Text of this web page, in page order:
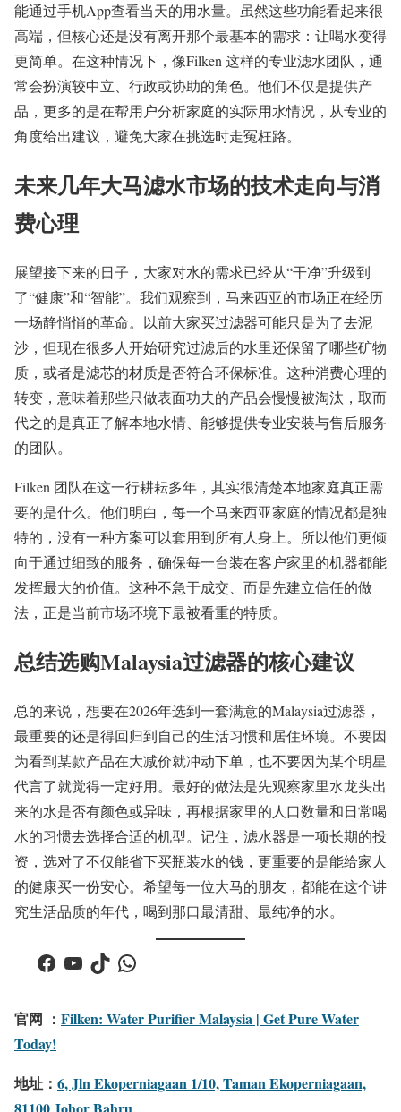
能通过手机App查看当天的用水量。虽然这些功能看起来很
高端，但核心还是没有离开那个最基本的需求：让喝水变得
更简单。在这种情况下，像Filken 这样的专业滤水团队，通
常会扮演较中立、行政或协助的角色。他们不仅是提供产
品，更多的是在帮用户分析家庭的实际用水情况，从专业的
角度给出建议，避免大家在挑选时走冤枉路。
未来几年大马滤水市场的技术走向与消
费心理
展望接下来的日子，大家对水的需求已经从“干净”升级到
了“健康”和“智能”。我们观察到，马来西亚的市场正在经历
一场静悄悄的革命。以前大家买过滤器可能只是为了去泥
沙，但现在很多人开始研究过滤后的水里还保留了哪些矿物
质，或者是滤芯的材质是否符合环保标准。这种消费心理的
转变，意味着那些只做表面功夫的产品会慢慢被淘汰，取而
代之的是真正了解本地水情、能够提供专业安装与售后服务
的团队。
Filken 团队在这一行耕耘多年，其实很清楚本地家庭真正需
要的是什么。他们明白，每一个马来西亚家庭的情况都是独
特的，没有一种方案可以套用到所有人身上。所以他们更倾
向于通过细致的服务，确保每一台装在客户家里的机器都能
发挥最大的价值。这种不急于成交、而是先建立信任的做
法，正是当前市场环境下最被看重的特质。
总结选购Malaysia过滤器的核心建议
总的来说，想要在2026年选到一套满意的Malaysia过滤器，
最重要的还是得回归到自己的生活习惯和居住环境。不要因
为看到某款产品在大减价就冲动下单，也不要因为某个明星
代言了就觉得一定好用。最好的做法是先观察家里水龙头出
来的水是否有颜色或异味，再根据家里的人口数量和日常喝
水的习惯去选择合适的机型。记住，滤水器是一项长期的投
资，选对了不仅能省下买瓶装水的钱，更重要的是能给家人
的健康买一份安心。希望每一位大马的朋友，都能在这个讲
究生活品质的年代，喝到那口最清甜、最纯净的水。
Facebook YouTube TikTok WhatsApp
官网 ： Filken: Water Purifier Malaysia | Get Pure Water
Today!
地址： 6, Jln Ekoperniagaan 1/10, Taman Ekoperniagaan,